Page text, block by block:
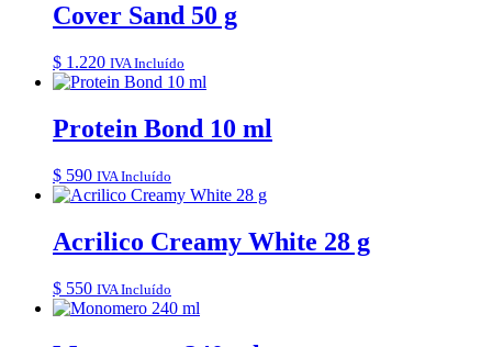
Cover Sand 50 g
$ 1.220 IVA Incluído
Protein Bond 10 ml
$ 590 IVA Incluído
Acrilico Creamy White 28 g
$ 550 IVA Incluído